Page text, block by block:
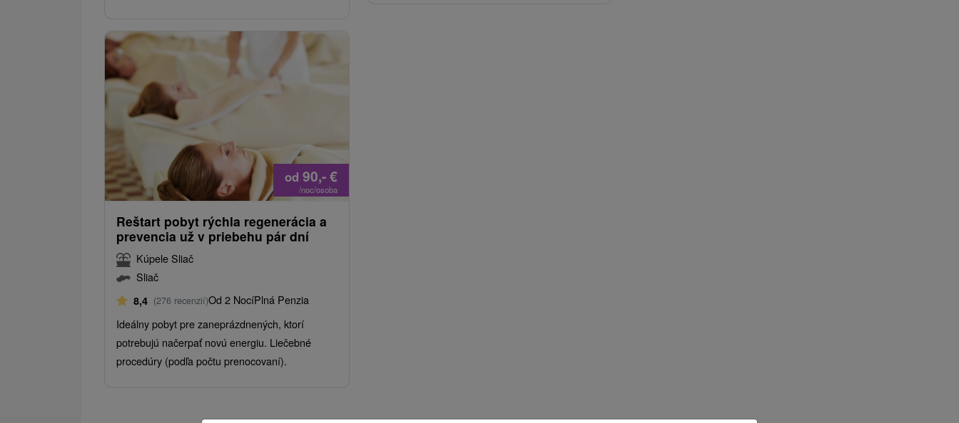
od 90,-€
/noc/osoba
Reštart pobyt rýchla regenerácia a
prevencia už v priebehu pár dní
Kúpele Sliač
Sliač
8,4 (276 recenzií)Od 2 NocíPlná Penzia
Ideálny pobyt pre zaneprázdnených, ktorí
potrebujú načerpať novú energiu. Liečebné
procedúry (podľa počtu prenocovaní).